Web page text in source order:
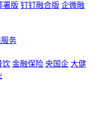
署版 钉钉融合版 企微融
务
饮 金融保险 央国企 大健